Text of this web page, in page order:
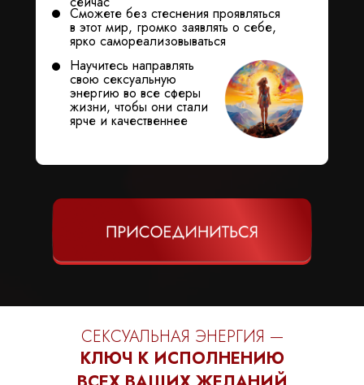
Сможете без стеснения проявляться
в этот мир, громко заявлять о себе,
ярко самореализовываться
Научитесь направлять
свою сексуальную
энергию во все сферы
жизни, чтобы они стали
ярче и качественнее
СЕКСУАЛЬНАЯ ЭНЕРГИЯ —
КЛЮЧ К ИСПОЛНЕНИЮ